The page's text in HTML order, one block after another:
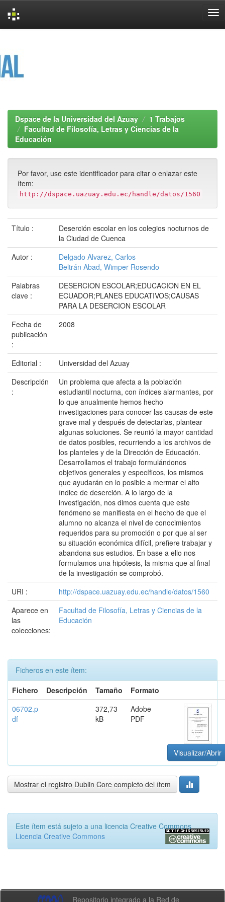
Dspace de la Universidad del Azuay
1 Trabajos
Facultad de Filosofía, Letras y Ciencias de la
Educación
Por favor, use este identificador para citar o enlazar este
ítem:
http://dspace.uazuay.edu.ec/handle/datos/1560
Título :
Deserción escolar en los colegios nocturnos de
la Ciudad de Cuenca
Autor :
Delgado Alvarez, Carlos
Beltrán Abad, Wimper Rosendo
Palabras
clave :
DESERCION ESCOLAR;EDUCACION EN EL
ECUADOR;PLANES EDUCATIVOS;CAUSAS
PARA LA DESERCION ESCOLAR
Fecha de
publicación
:
2008
Editorial :
Universidad del Azuay
Descripción
:
Un problema que afecta a la población
estudiantil nocturna, con índices alarmantes, por
lo que anualmente hemos hecho
investigaciones para conocer las causas de este
grave mal y después de detectarlas, plantear
algunas soluciones. Se reunió la mayor cantidad
de datos posibles, recurriendo a los archivos de
los planteles y de la Dirección de Educación.
Desarrollamos el trabajo formulándonos
objetivos generales y específicos, los mismos
que ayudarán en lo posible a mermar el alto
índice de deserción. A lo largo de la
investigación, nos dimos cuenta que este
fenómeno se manifiesta en el hecho de que el
alumno no alcanza el nivel de conocimientos
requeridos para su promoción o por que al ser
su situación económica difícil, prefiere trabajar y
abandona sus estudios. En base a ello nos
formulamos una hipótesis, la misma que al final
de la investigación se comprobó.
URI :
http://dspace.uazuay.edu.ec/handle/datos/1560
Aparece en
las
colecciones:
Facultad de Filosofía, Letras y Ciencias de la
Educación
Ficheros en este ítem:
Fichero
Descripción Tamaño
Formato
06702.p
df
372,73
kB
Adobe
PDF
Visualizar/Abrir
Mostrar el registro Dublin Core completo del ítem
Este ítem está sujeto a una licencia Creative Commons
Licencia Creative Commons
Repositorio integrado a la Red de